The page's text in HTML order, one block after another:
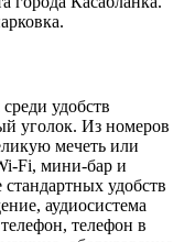
удобств
уголок. Из номеров
мечеть или
Fi, мини-бар и
удобств
аудиосистема
телефон в